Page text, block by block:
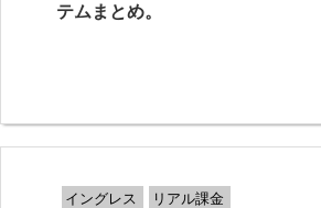
テムまとめ。
イングレス リアル課金